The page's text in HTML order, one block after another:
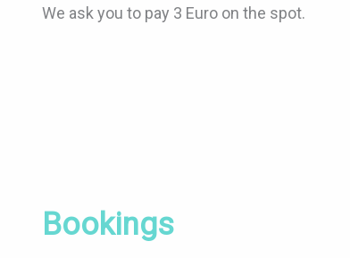
We ask you to pay 3 Euro on the spot.
Bookings